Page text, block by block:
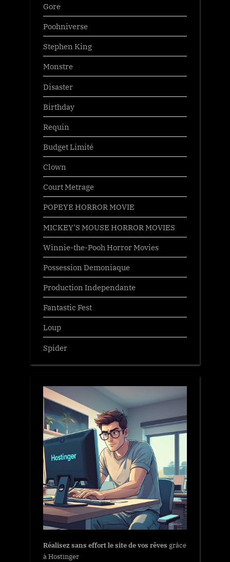
Gore
Poohniverse
Stephen King
Monstre
Disaster
Birthday
Requin
Budget Limité
Clown
Court Metrage
POPEYE HORROR MOVIE
MICKEY’S MOUSE HORROR MOVIES
Winnie-the-Pooh Horror Movies
Possession Demoniaque
Production Independante
Fantastic Fest
Loup
Spider
Réalisez sans effort le site de vos rêves grâce
à Hostinger